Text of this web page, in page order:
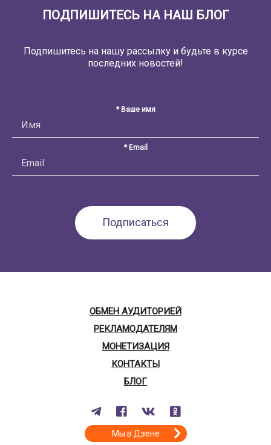
ПОДПИШИТЕСЬ НА НАШ БЛОГ
Подпишитесь на нашу рассылку и будьте в курсе
последних новостей!
* Ваше имя
* Email
ОБМЕН АУДИТОРИЕЙ
РЕКЛАМОДАТЕЛЯМ
МОНЕТИЗАЦИЯ
КОНТАКТЫ
БЛОГ
Мы в Дзене